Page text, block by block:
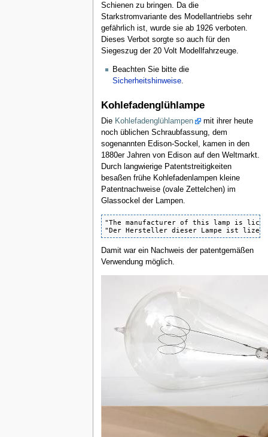
Schienen zu bringen. Da die
Starkstromvariante des Modellantriebs sehr
gefährlich ist, wurde sie ab 1926 verboten.
Dieses Verbot sorgte so auch für den
Siegeszug der 20 Volt Modellfahrzeuge.
Beachten Sie bitte die
Sicherheitshinweise.
Kohlefadenglühlampe
Die Kohlefadenglühlampen
mit ihrer heute
noch üblichen Schraubfassung, dem
sogenannten Edison-Sockel, kamen in den
1880er Jahren von Edison auf den Weltmarkt.
Durch langwierige Patentstreitigkeiten
besaßen frühe Kohlefadenlampen kleine
Patentnachweise (ovale Zettelchen) im
Glassockel der Lampen.
"The manufacturer of this lamp is
"Der Hersteller dieser Lampe ist
Damit war ein Nachweis der patentgemäßen
Verwendung möglich.